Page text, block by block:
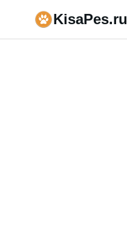
KisaPes.ru